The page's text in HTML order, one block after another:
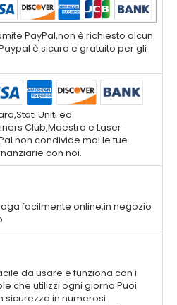
PayPal,non è richiesto alcun
è sicuro e gratuito per gli
Uniti ed
Club,Maestro e Laser
non condivide mai le tue
con noi.
facilmente online,in negozio
da usare e funziona con i
che utilizzi ogni giorno.Puoi
sicurezza in numerosi